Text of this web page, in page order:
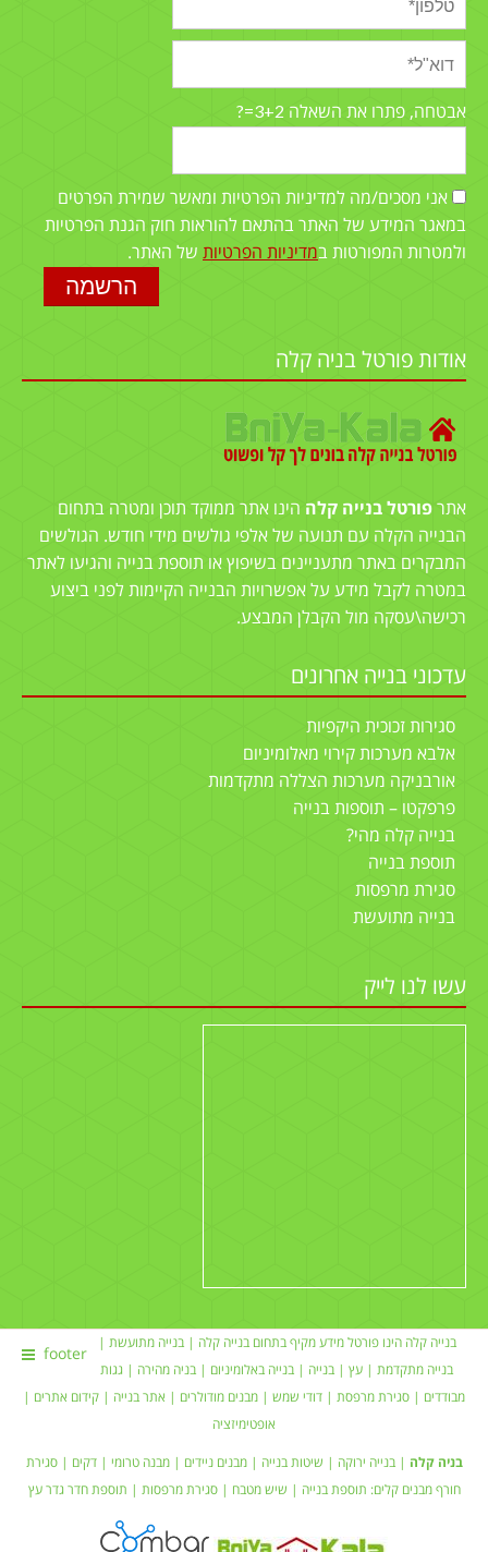
אבטחה, פתרו את השאלה 3+2=?
אני מסכים/מה למדיניות הפרטיות ומאשר שמירת הפרטים
במאגר המידע של האתר בהתאם להוראות חוק הגנת הפרטיות
ולמטרות המפורטות במדיניות הפרטיות של האתר.
אודות פורטל בניה קלה
אתר פורטל בנייה קלה הינו אתר ממוקד תוכן ומטרה בתחום
הבנייה הקלה עם תנועה של אלפי גולשים מידי חודש. הגולשים
המבקרים באתר מתעניינים בשיפוץ או תוספת בנייה והגיעו לאתר
במטרה לקבל מידע על אפשרויות הבנייה הקיימות לפני ביצוע
רכישה\עסקה מול הקבלן המבצע.
עדכוני בנייה אחרונים
סגירות זכוכית היקפיות
אלבא מערכות קירוי מאלומיניום
אורבניקה מערכות הצללה מתקדמות
פרפקטו – תוספות בנייה
בנייה קלה מהי?
תוספת בנייה
סגירת מרפסות
בנייה מתועשת
עשו לנו לייק
footer
בנייה קלה הינו פורטל מידע מקיף בתחוםבנייה קלה |בנייה מתועשת
בנייה מתקדמת | עץ בנייה בנייה באלומיניום בניה מהירה
גגות
מבודדים
סגירת מרפסת דודי שמש | מבנים מודולרים | אתר בנייה קידום אתרים
אופטימיזציה
בניה קלה |בנייה ירוקה שיטות בנייה |מבנים ניידים | מבנה טרומי |דקים |סגירת
חורף מבנים קלים: תוספת בנייה שיש מטבח | סגירת מרפסות | תוספת חדרגדר עץ